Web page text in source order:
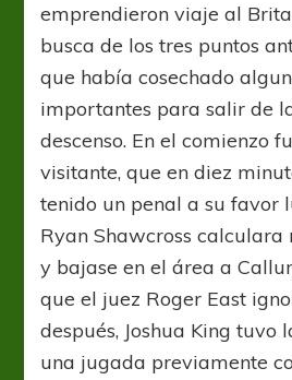
emprendieron viaje al
busca de los tres puntos
que había cosechado
importantes para salir de
descenso. En el comienzo
visitante, que en diez
tenido un penal a su favor
Ryan Shawcross
y bajase en el área a
que el juez Roger East
después, Joshua King tuvo
una jugada previamente